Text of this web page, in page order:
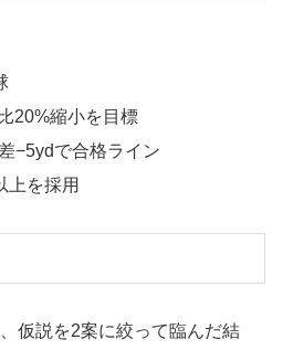
20%縮小を目標
−5ydで合格ライン
上を採用
仮説を2案に絞って臨んだ結